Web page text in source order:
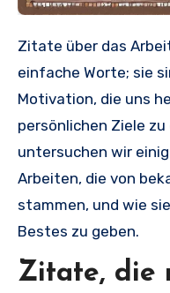
Zitate über das Arbeiten sind mehr als nur
einfache Worte; sie
Motivation, die uns
persönlichen Ziele
untersuchen wir
Arbeiten, die von
stammen, und wie
Bestes zu geben.
Zitate, die